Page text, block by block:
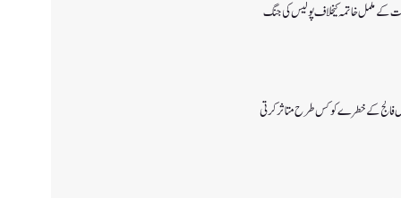
کے مکمل خاتمہ کیخلاف پولیس کی جنگ
فالج کے خطرے کو کس طرح متاثر کرتی